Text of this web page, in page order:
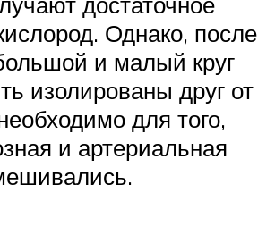
Однако, после
и малый круг
изолированы друг от
для того,
и артериальная